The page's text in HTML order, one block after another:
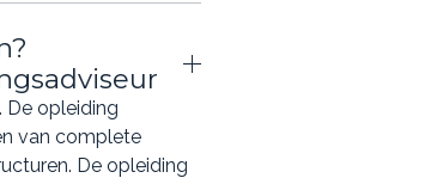
De opleiding
van complete
De opleiding